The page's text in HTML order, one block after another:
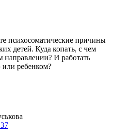
психосоматические причины
детей. Куда копать, с чем
направлении? И работать
ребенком?